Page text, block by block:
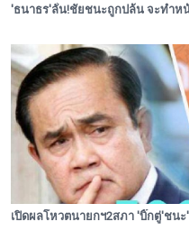
'ธนาธร'ลั่น!ชัยชนะถูกปล้น จะทำห
เปิดผลโหวตนายกฯ2สภา 'บิ๊กตู่'ชนะ